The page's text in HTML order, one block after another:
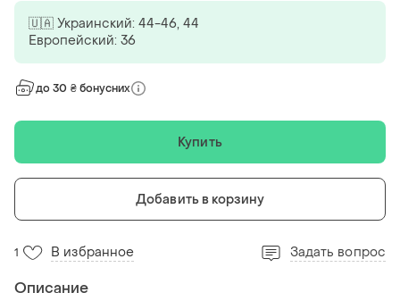
🇺🇦 Украинский: 44-46, 44
Европейский: 36
до 30 ₴ бонусних
Купить
Добавить в корзину
1 В избранное Задать вопрос
Описание